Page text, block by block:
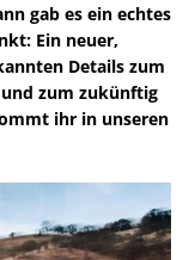
gab es ein echtes
Ein neuer,
Details zum
zum zukünftig
ihr in unseren